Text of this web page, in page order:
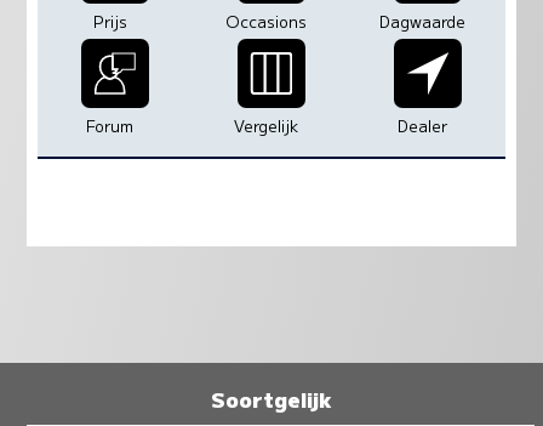
Prijs Occasions Dagwaarde
Forum Vergelijk Dealer
Soortgelijk